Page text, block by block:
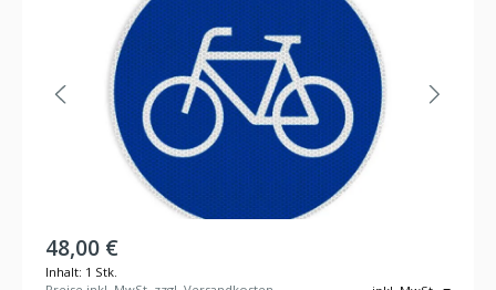
48,00 €
Inhalt: 1 Stk.